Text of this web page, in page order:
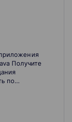
Получите
по